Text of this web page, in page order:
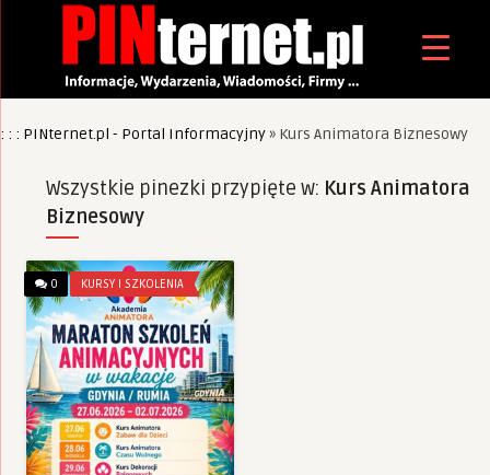
: : : PINternet.pl - Portal Informacyjny» Kurs Animatora Biznesowy
Wszystkie pinezki przypięte w: Kurs Animatora
Biznesowy
0 KURSY I SZKOLENIA